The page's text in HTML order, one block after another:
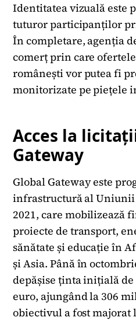
Identitatea vizuală este
tuturor participanților
În completare, agenția
comerț prin care
românești vor putea fi
monitorizate pe piețele
Acces la
Gateway
Global Gateway este
infrastructură al Uniunii
2021, care mobilizează
proiecte de transport,
sănătate și educație în
și Asia. Până în
depășise ținta inițială
euro, ajungând la 306
obiectivul a fost majorat